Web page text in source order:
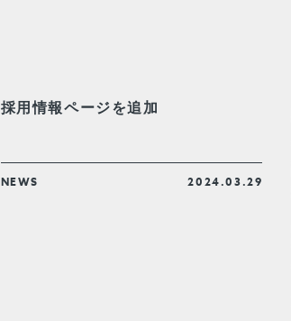
採用情報ページを追加
NEWS 2024.03.29